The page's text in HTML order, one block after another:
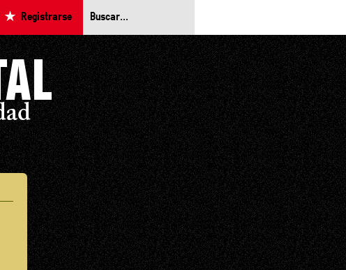
Registrarse